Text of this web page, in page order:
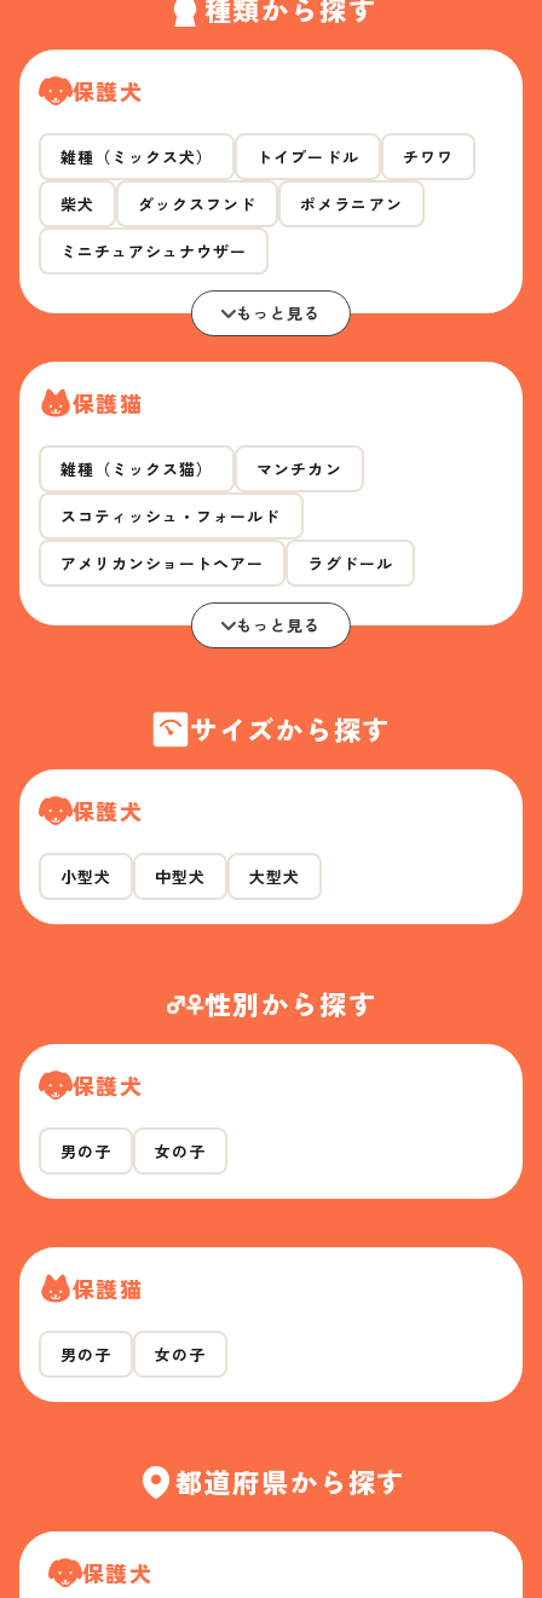
種類から探す
保護犬
雑種（ミックス犬） トイプードル チワワ
柴犬 ダックスフンド ポメラニアン
ミニチュアシュナウザー
もっと見る
保護猫
雑種（ミックス猫） マンチカン
スコティッシュ・フォールド
アメリカンショートヘアー ラグドール
もっと見る
サイズから探す
保護犬
小型犬 中型犬 大型犬
性別から探す
保護犬
男の子 女の子
保護猫
男の子 女の子
都道府県から探す
保護犬